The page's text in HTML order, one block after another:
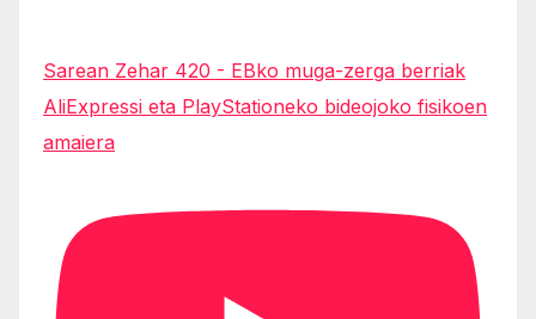
Sarean Zehar 420 - EBko muga-zerga berriak
AliExpressi eta PlayStationeko bideojoko fisikoen
amaiera